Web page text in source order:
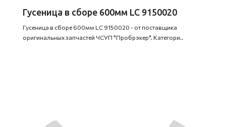
Гусеница в сборе 600мм LC 9150020
Гусеница в сборе 600мм LC 9150020 - от поставщика
оригинальных запчастей ЧСУП "Пробрэкер". Категори..